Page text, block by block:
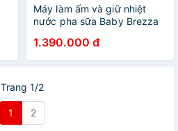
Máy làm ấm và giữ nhiệt
nước pha sữa Baby Brezza
1.390.000 đ
Trang 1/2
1 2